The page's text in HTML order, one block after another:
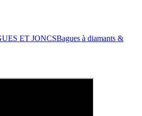
ET JONCSBagues à diamants &